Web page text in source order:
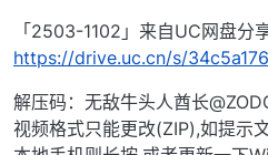
「2503-1102」来自UC网盘分
https://drive.uc.cn/s/
解压码：无敌牛头人酋长
视频格式只能更改(ZIP),如提示